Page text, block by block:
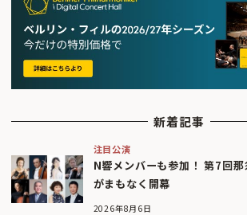
新着記事
注目公演
N響メンバーも参加！ 第7回
がまもなく開幕
2026年8月6日